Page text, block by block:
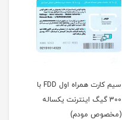
سیم کارت همراه اول FDD با
300 گیگ اینترنت یکساله
(مخصوص مودم)